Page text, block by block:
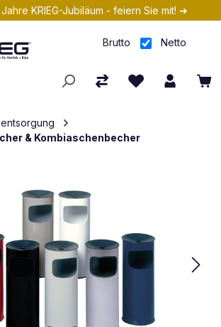
KRIEG-Jubiläum - feiern Sie mit! ➔
Brutto Netto
& Kombiaschenbecher